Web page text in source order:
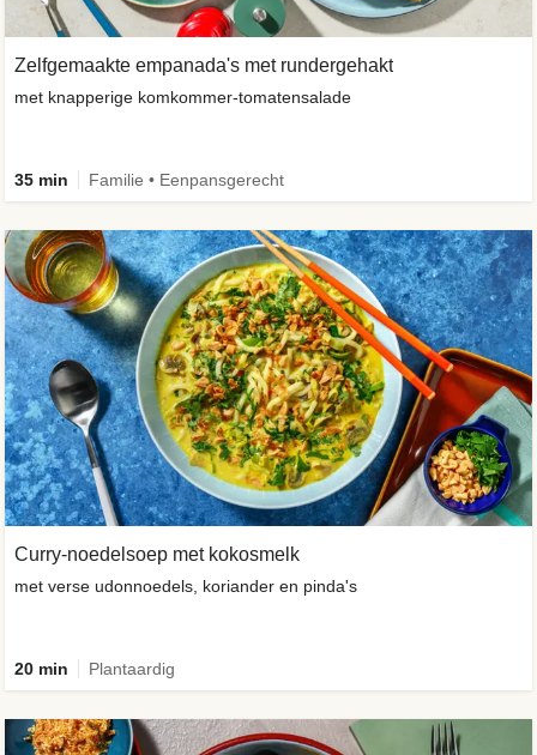
Zelfgemaakte empanada's met rundergehakt
met knapperige komkommer-tomatensalade
35 min Familie • Eenpansgerecht
Curry-noedelsoep met kokosmelk
met verse udonnoedels, koriander en pinda's
20 min Plantaardig